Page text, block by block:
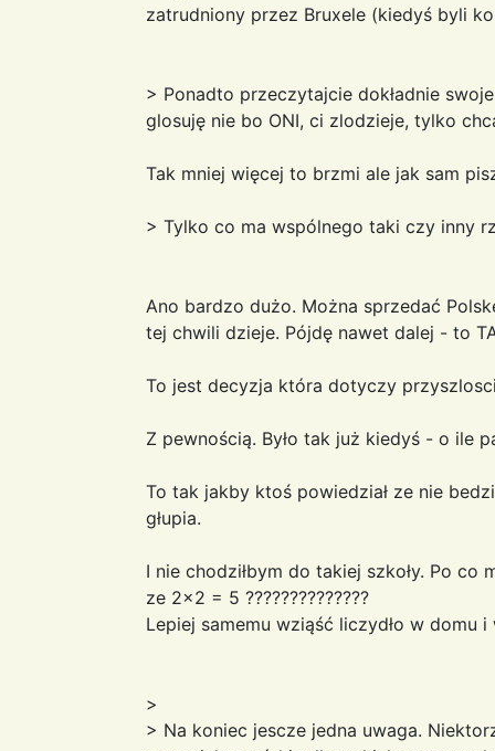
zatrudniony przez Bruxele (kiedyś byli
> Ponadto przeczytajcie dokładnie
glosuję nie bo ONI, ci zlodzieje, tylko
Tak mniej więcej to brzmi ale jak sam
> Tylko co ma wspólnego taki czy inny
Ano bardzo dużo. Można sprzedać
tej chwili dzieje. Pójdę nawet dalej - to
To jest decyzja która dotyczy
Z pewnością. Było tak już kiedyś - o ile
To tak jakby ktoś powiedział ze nie
głupia.
I nie chodziłbym do takiej szkoły. Po co
ze 2x2 = 5 ??????????????
Lepiej samemu wziąść liczydło w domu
>
> Na koniec jescze jedna uwaga.